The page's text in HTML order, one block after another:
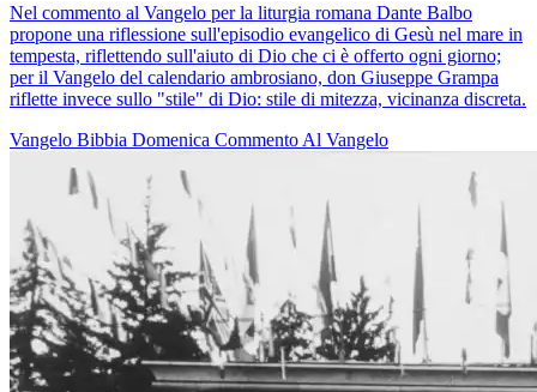
Nel commento al Vangelo per la liturgia romana Dante Balbo
propone una riflessione sull'episodio evangelico di Gesù nel mare in
tempesta, riflettendo sull'aiuto di Dio che ci è offerto ogni giorno;
per il Vangelo del calendario ambrosiano, don Giuseppe Grampa
riflette invece sullo "stile" di Dio: stile di mitezza, vicinanza discreta.
Vangelo Bibbia Domenica Commento Al Vangelo